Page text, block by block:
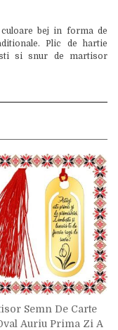
bej in forma de
Plic de hartie
si snur de martisor
Semn De Carte
Auriu Prima Zi A